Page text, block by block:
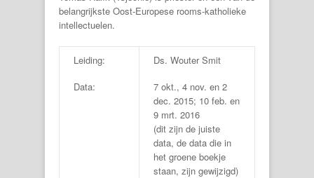
belangrijkste Oost-Europese rooms-katholieke
intellectuelen.
Leiding:
Ds. Wouter Smit
Data:
7 okt., 4 nov. en 2
dec. 2015; 10 feb. en
9 mrt. 2016
(dit zijn de juiste
data, de data die in
het groene boekje
staan, zijn gewijzigd)